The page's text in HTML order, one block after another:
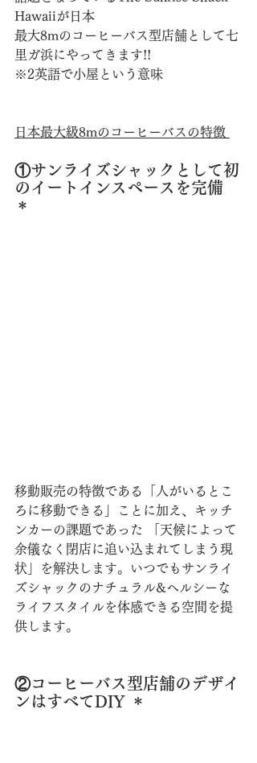
Hawaiiが日本
最大8mのコーヒーバス型店舗として七
里ガ浜にやってきます!!
※2英語で小屋という意味
日本最大級8mのコーヒーバスの特徴
①サンライズシャックとして初
のイートインスペースを完備
＊
移動販売の特徴である「人がいるとこ
ろに移動できる」ことに加え、キッチ
ンカーの課題であった 「天候によって
余儀なく閉店に追い込まれてしまう現
状」を解決します。いつでもサンライ
ズシャックのナチュラル&ヘルシーな
ライフスタイルを体感できる空間を提
供します。
②コーヒーバス型店舗のデザイ
ンはすべてDIY ＊